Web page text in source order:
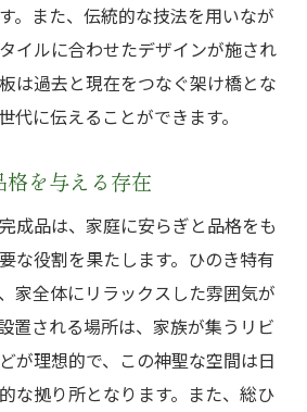
。また、伝統的な技法を用いなが
イルに合わせたデザインが施され
は過去と現在をつなぐ架け橋とな
代に伝えることができます。
を与える存在
成品は、家庭に安らぎと品格をも
な役割を果たします。ひのき特有
家全体にリラックスした雰囲気が
置される場所は、家族が集うリビ
が理想的で、この神聖な空間は日
な拠り所となります。また、総ひ